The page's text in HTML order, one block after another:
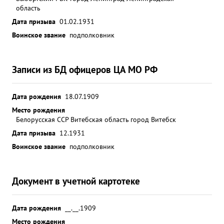
порядка в части. Умеет организационно
обеспечить своерешение и настойчиво ровести
предан. ...»
область
Дата призыва 01.02.1931
Воинское звание подполковник
Записи из БД офицеров ЦА МО РФ
Дата рождения 18.07.1909
Место рождения
Белорусская ССР Витебская область город Витебск
Дата призыва 12.1931
Воинское звание подполковник
Документ в учетной картотеке
Дата рождения
__.__.1909
Место рождения